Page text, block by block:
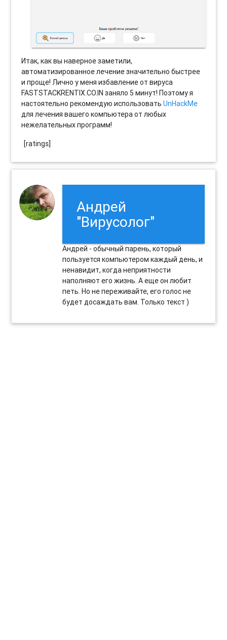
Итак, как вы наверное заметили,
автоматизированное лечение значительно быстрее
и проще! Лично у меня избавление от вируса
FASTSTACKRENTIX.CO.IN заняло 5 минут! Поэтому я
настоятельно рекомендую использоватьUnHackMe
для лечения вашего компьютера от любых
нежелательных программ!
[ratings]
Андрей
"Вирусолог"
Андрей - обычный парень, который
пользуется компьютером каждый день, и
ненавидит, когда неприятности
наполняют его жизнь. А еще он любит
петь. Но не переживайте, его голос не
будет досаждать вам. Только текст )